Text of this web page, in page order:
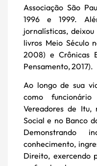
Associação São
1996 e 1999.
jornalísticas,
livros Meio Século
2008) e Crônicas
Pensamento, 2017).
Ao longo de sua
como
Vereadores de Itu,
Social e no Banco
Demonstrando
conhecimento,
Direito, exercendo